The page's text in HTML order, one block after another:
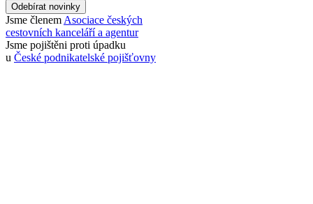
Odebírat novinky
Jsme členem Asociace českých
cestovních kanceláří a agentur
Jsme pojištěni proti úpadku
u České podnikatelské pojišťovny